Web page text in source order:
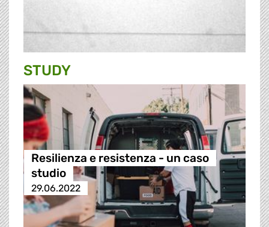
STUDY
Resilienza e resistenza - un caso
studio
29.06.2022